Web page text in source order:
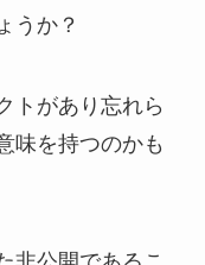
うか？
トがあり忘れら
味を持つのかも